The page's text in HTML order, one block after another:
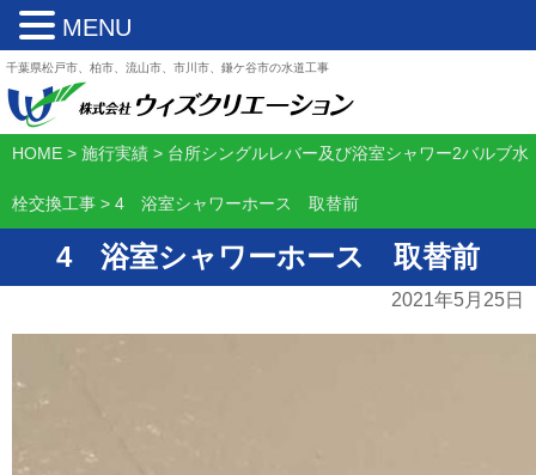
千葉県松戸市、柏市、流山市、市川市、鎌ケ谷市の水道工事
HOME > 施行実績 > 台所シングルレバー及び浴室シャワー2バルブ水
栓交換工事 > 4 浴室シャワーホース 取替前
4 浴室シャワーホース 取替前
2021年5月25日
MENU